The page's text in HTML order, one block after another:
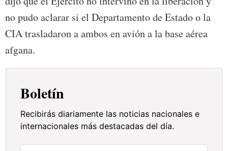
no pudo aclarar si el Departamento de Estado o la
CIA trasladaron a ambos en avión a la base aérea
afgana.
Boletín
Recibirás diariamente las noticias nacionales e
internacionales más destacadas del día.